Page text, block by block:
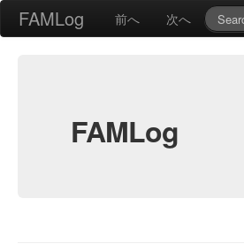
FAMLog 前へ 次へ
FAMLog